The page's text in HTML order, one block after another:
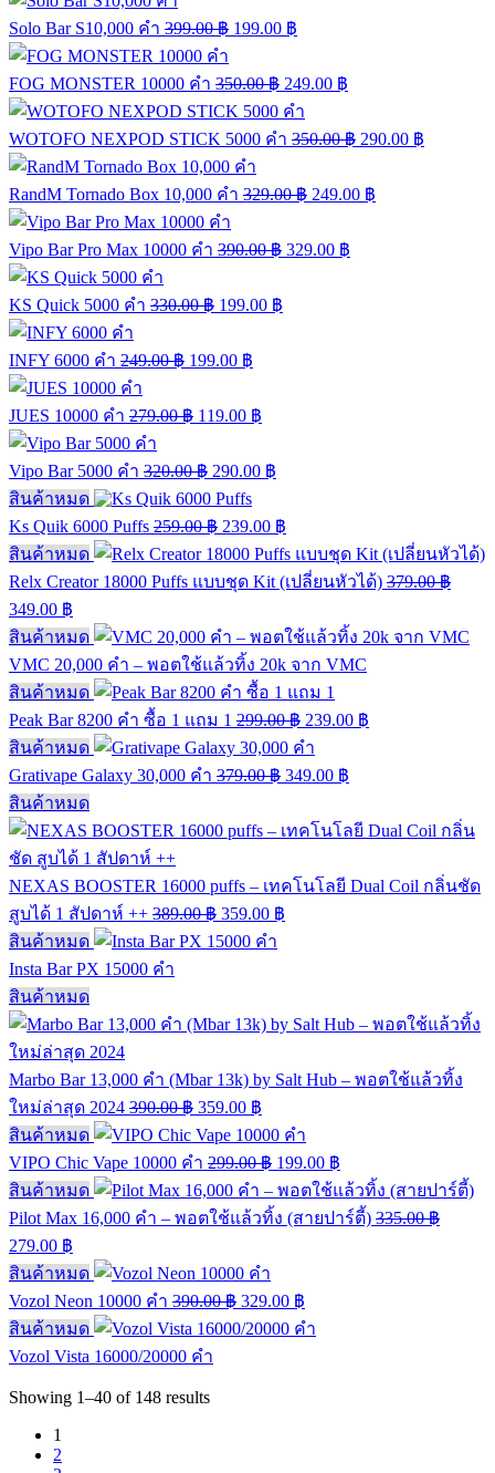
Solo Bar S10,000 คำ 399.00฿ 199.00 ฿
FOG MONSTER 10000 คำ 350.00฿ 249.00 ฿
WOTOFO NEXPOD STICK 5000 คำ 350.00฿ 290.00 ฿
RandM Tornado Box 10,000 คำ 329.00฿ 249.00 ฿
Vipo Bar Pro Max 10000 คำ 390.00฿ 329.00 ฿
KS Quick 5000 คำ 330.00฿ 199.00 ฿
INFY 6000 คำ 249.00฿ 199.00 ฿
JUES 10000 คำ 279.00฿ 119.00 ฿
Vipo Bar 5000 คำ 320.00฿ 290.00 ฿
สินค้าหมด
Ks Quik 6000 Puffs 259.00฿ 239.00 ฿
สินค้าหมด
Relx Creator 18000 Puffs แบบชุด Kit (เปลี่ยนหัวได้) 379.00฿
349.00 ฿
สินค้าหมด
VMC 20,000 คำ – พอตใช้แล้วทิ้ง 20k จาก VMC
สินค้าหมด
Peak Bar 8200 คำ ซื้อ 1 แถม 1 299.00฿ 239.00 ฿
สินค้าหมด
Grativape Galaxy 30,000 คำ 379.00฿ 349.00 ฿
สินค้าหมด
NEXAS BOOSTER 16000 puffs – เทคโนโลยี Dual Coil กลิ่นชัด
สูบได้ 1 สัปดาห์ ++ 389.00฿ 359.00 ฿
สินค้าหมด
Insta Bar PX 15000 คำ
สินค้าหมด
Marbo Bar 13,000 คำ (Mbar 13k) by Salt Hub – พอตใช้แล้วทิ้ง
ใหม่ล่าสุด 2024 390.00฿ 359.00 ฿
สินค้าหมด
VIPO Chic Vape 10000 คำ 299.00฿ 199.00 ฿
สินค้าหมด
Pilot Max 16,000 คำ – พอตใช้แล้วทิ้ง (สายปาร์ตี้) 335.00฿
279.00 ฿
สินค้าหมด
Vozol Neon 10000 คำ 390.00฿ 329.00 ฿
สินค้าหมด
Vozol Vista 16000/20000 คำ
Showing 1–40 of 148 results
1
2